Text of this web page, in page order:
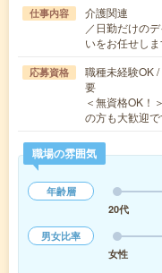
仕事内容
介護関連
／日勤だけの
いをお任せし
応募資格
職種未経験OK
要
＜無資格OK！
の方も大歓迎
職場の雰囲気
年齢層
20代
男女比率
女性